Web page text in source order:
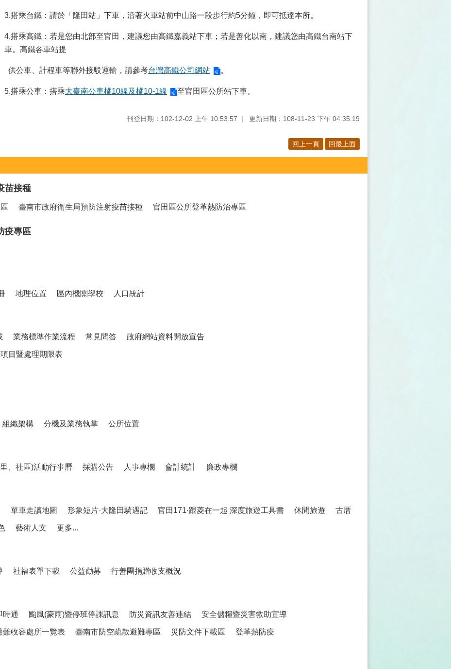
3.搭乘台鐵：請於「隆田站」下車，沿著火車站前中山路一段步行約5分鐘，即可抵達本所。
4.搭乘高鐵：若是您由北部至官田，建議您由高鐵嘉義站下車；若是善化以南，建議您由高鐵台南站下
車。高鐵各車站提
供公車、計程車等聯外接駁運輸，請參考台灣高鐵公司網站 。
5.搭乘公車：搭乘大臺南公車橘10線及橘10-1線​ 至官田區公所站下車。
刊登日期：102-12-02 上午 10:53:57 更新日期：108-11-23 下午 04:35:19
回上一頁 回最上面
苗接種
臺南市政府衛生局預防注射疫苗接種 官田區公所登革熱防治專區
疫專區
地理位置 區內機關學校 人口統計
業務標準作業流程 常見問答 政府網站資料開放宣告
目暨處理期限表
組織架構 分機及業務執掌 公所位置
、社區)活動行事曆 採購公告 人事專欄 會計統計 廉政專欄
單車走讀地圖 形象短片·大隆田騎遇記 官田171·跟菱在一起 深度旅遊工具書 休閒旅遊 古厝
藝術人文 更多...
社福表單下載 公益勸募 行善團捐贈收支概況
時通 颱風(豪雨)暨停班停課訊息 防災資訊友善連結 安全儲糧暨災害救助宣導
難收容處所一覽表 臺南市防空疏散避難專區 災防文件下載區 登革熱防疫